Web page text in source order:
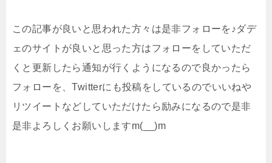
この記事が良いと思われた方々は是非フォローを♪ダデ
ェのサイトが良いと思った方はフォローをしていただ
くと更新したら通知が行くようになるので良かったら
フォローを、Twitterにも投稿をしているのでいいねや
リツイートなどしていただけたら励みになるので是非
是非よろしくお願いしますm(__)m